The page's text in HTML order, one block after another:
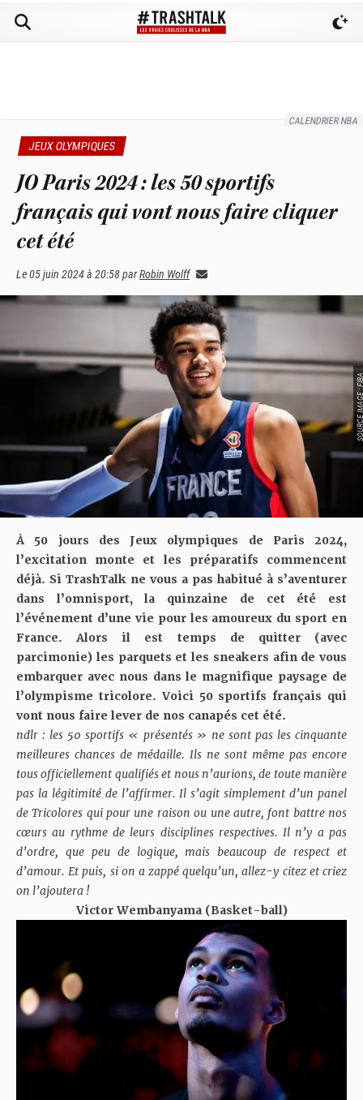
CALENDRIER NBA
JEUX OLYMPIQUES
JO Paris 2024 : les 50 sportifs
français qui vont nous faire cliquer
cet été
Le05 juin 2024 à 20:58parRobin Wolff
SOURCE
À 50 jours des Jeux olympiques de Paris 2024,
l’excitation monte et les préparatifs commencent
déjà. Si TrashTalk ne vous a pas habitué à s’aventurer
dans l’omnisport, la quinzaine de cet été est
l’événement d’une vie pour les amoureux du sport en
France. Alors il est temps de quitter (avec
parcimonie) les parquets et les sneakers afin de vous
embarquer avec nous dans le magnifique paysage de
l’olympisme tricolore. Voici 50 sportifs français qui
vont nous faire lever de nos canapés cet été.
ndlr : les 50 sportifs « présentés » ne sont pas les cinquante
meilleures chances de médaille. Ils ne sont même pas encore
tous officiellement qualifiés et nous n’aurions, de toute manière
pas la légitimité de l’affirmer. Il s’agit simplement d’un panel
de Tricolores qui pour une raison ou une autre, font battre nos
cœurs au rythme de leurs disciplines respectives. Il n’y a pas
d’ordre, que peu de logique, mais beaucoup de respect et
d’amour. Et puis, si on a zappé quelqu’un, allez-y citez et criez
on l’ajoutera !
Victor Wembanyama (Basket-ball)